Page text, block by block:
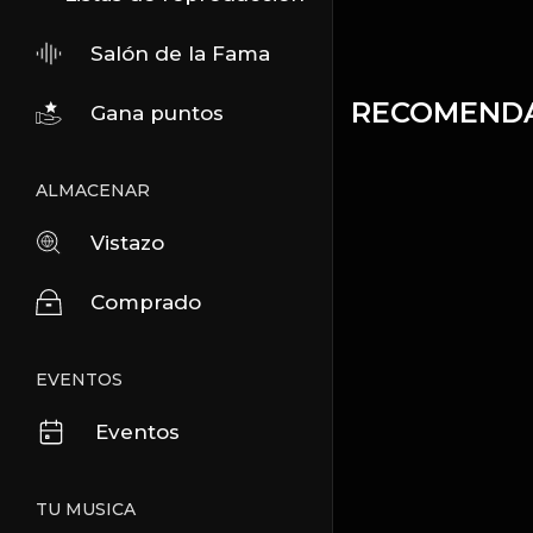
Salón de la Fama
Gana puntos
ALMACENAR
Vistazo
Comprado
EVENTOS
Eventos
TU MUSICA